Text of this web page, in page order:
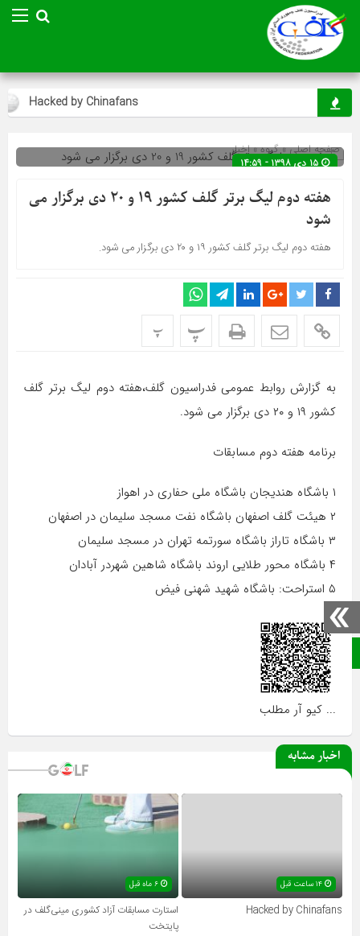
صفحه نخست
Hacked by Chinafans
صفحه اصلی» گروه »اخبار
۱۵ دی ۱۳۹۸ - ۱۴:۵۹
هفته دوم لیگ برتر گلف کشور ۱۹ و ۲۰ دی برگزار می
شود
هفته دوم لیگ برتر گلف کشور ۱۹ و ۲۰ دی برگزار می شود.
پ پ
به گزارش روابط عمومی فدراسیون گلف،هفته دوم لیگ برتر گلف
کشور ۱۹ و ۲۰ دی برگزار می شود.
برنامه هفته دوم مسابقات
۱ باشگاه هندیجان باشگاه ملی حفاری در اهواز
۲ هیئت گلف اصفهان باشگاه نفت مسجد سلیمان در اصفهان
۳ باشگاه تاراز باشگاه سورتمه تهران در مسجد سلیمان
۴ باشگاه محور طلایی اروند باشگاه شاهین شهردر آبادان
۵ استراحت: باشگاه شهید شهنی فیض
... کیو آر مطلب
اخبار مشابه
۱۴ ساعت قبل
Hacked by Chinafans
استارت مسابقات آزاد کشوری مینی‌گلف در
پایتخت